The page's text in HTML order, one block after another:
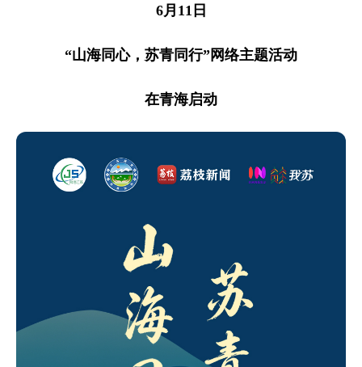
6月11日
“山海同心，苏青同行”网络主题活动
在青海启动